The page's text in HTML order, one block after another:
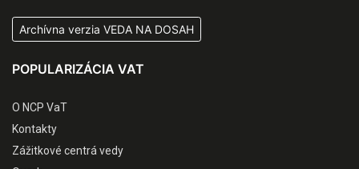
Archívna verzia VEDA NA DOSAH
POPULARIZÁCIA VAT
O NCP VaT
Kontakty
Zážitkové centrá vedy